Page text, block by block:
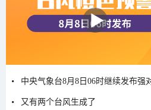
又有两个台风生成了